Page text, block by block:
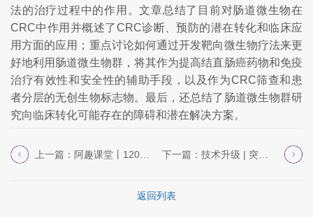
法的治疗过程中的作用。文章总结了目前对肠道微生物在
CRC中作用并概述了CRC诊断、预防的潜在转化和临床应
用方面的应用；重点讨论如何通过开发靶向微生物疗法来更
好地利用肠道微生物群，将其作为提高结直肠癌药物和免疫
治疗有效性和安全性的辅助手段，以及作为CRC筛查和患
者分层的无创生物标志物。最后，还总结了肠道微生物群研
究向临床转化可能存在的障碍和潜在解决方案。
上一篇：阿趣课堂丨120min带您掌握SCI高分...
返回列表
下一篇：技术升级 | 突破物种界限：蛋白冠-DI...